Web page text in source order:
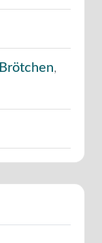
Brötchen,